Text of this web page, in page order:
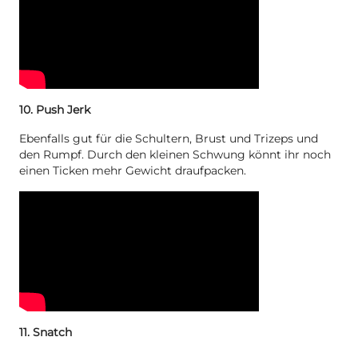
10. Push Jerk
Ebenfalls gut für die Schultern, Brust und Trizeps und
den Rumpf. Durch den kleinen Schwung könnt ihr noch
einen Ticken mehr Gewicht draufpacken.
11. Snatch